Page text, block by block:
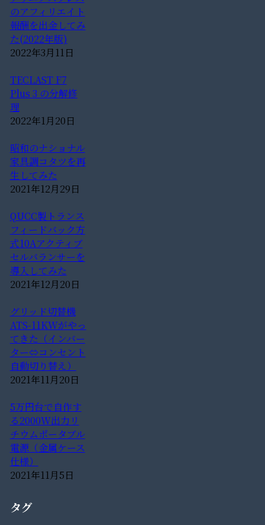
のアフィリエイト
報酬を出金してみ
た(2022年版)
2022年3月11日
TECLAST F7
Plus 3 の分解修
理
2022年1月20日
昭和のナショナル
家具調コタツを再
生してみた
2021年12月29日
QUCC製トランス
フィードバック方
式10Aアクティブ
セルバランサーを
導入してみた
2021年12月20日
グリッド切替機
ATS-11KWがやっ
てきた（インバー
ター⇔コンセント
自動切り替え）
2021年11月20日
5万円台で自作す
る2000W出力リ
チウムポータブル
電源（金属ケース
仕様）
2021年11月5日
タグ